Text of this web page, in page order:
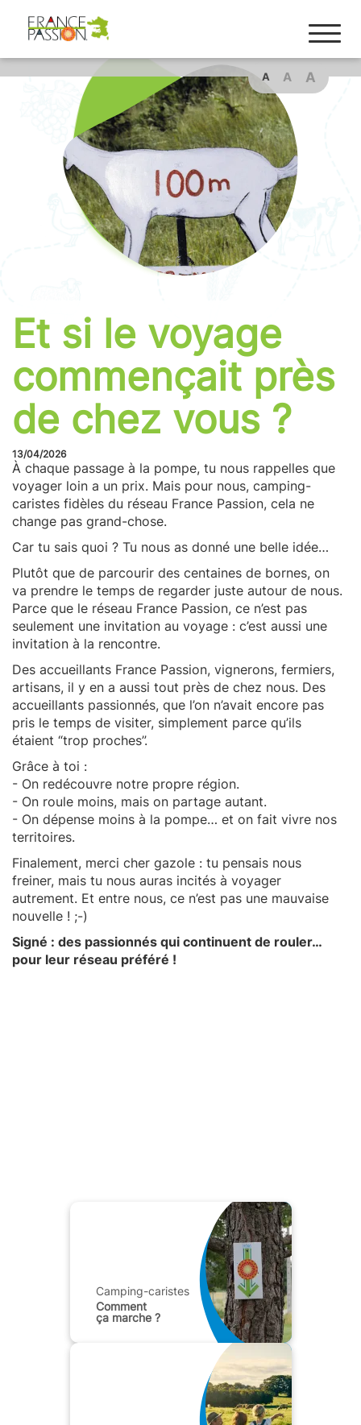
A A A
Et si le voyage
commençait près
de chez vous ?
13/04/2026
À chaque passage à la pompe, tu nous rappelles que
voyager loin a un prix. Mais pour nous, camping-
caristes fidèles du réseau France Passion, cela ne
change pas grand-chose.
Car tu sais quoi ? Tu nous as donné une belle idée…
Plutôt que de parcourir des centaines de bornes, on
va prendre le temps de regarder juste autour de nous.
Parce que le réseau France Passion, ce n’est pas
seulement une invitation au voyage : c’est aussi une
invitation à la rencontre.
Des accueillants France Passion, vignerons, fermiers,
artisans, il y en a aussi tout près de chez nous. Des
accueillants passionnés, que l’on n’avait encore pas
pris le temps de visiter, simplement parce qu’ils
étaient “trop proches”.
Grâce à toi :
- On redécouvre notre propre région.
- On roule moins, mais on partage autant.
- On dépense moins à la pompe… et on fait vivre nos
territoires.
Finalement, merci cher gazole : tu pensais nous
freiner, mais tu nous auras incités à voyager
autrement. Et entre nous, ce n’est pas une mauvaise
nouvelle ! ;-)
Signé : des passionnés qui continuent de rouler…
pour leur réseau préféré !
Camping-caristes
Comment
ça marche ?